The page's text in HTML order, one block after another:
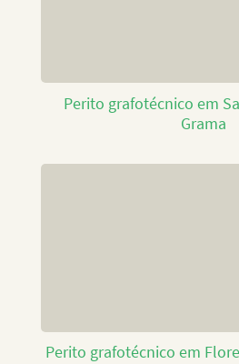
Perito grafotécnico em
Grama
Perito grafotécnico em